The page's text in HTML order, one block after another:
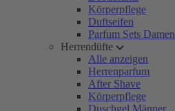
Körperpflege
Duftseifen
Parfum Sets Damen
Herrendüfte
Alle anzeigen
Herrenparfum
After Shave
Körperpflege
Duschgel Männer